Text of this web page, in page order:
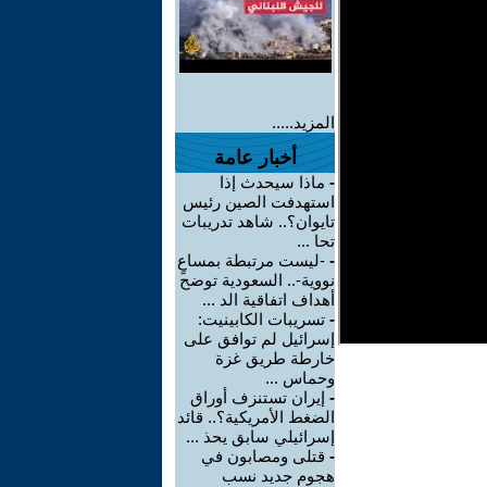
المزيد.....
أخبار عامة
- ماذا سيحدث إذا
استهدفت الصين رئيس
تايوان؟.. شاهد تدريبات
تحا ...
- -ليست مرتبطة بمساعٍ
نووية-.. السعودية توضح
أهداف اتفاقية الد ...
- تسريبات الكابينيت:
إسرائيل لم توافق على
خارطة طريق غزة
وحماس ...
- إيران تستنزف أوراق
الضغط الأمريكية؟.. قائد
إسرائيلي سابق يحذ ...
- قتلى ومصابون في
هجوم جديد نسب